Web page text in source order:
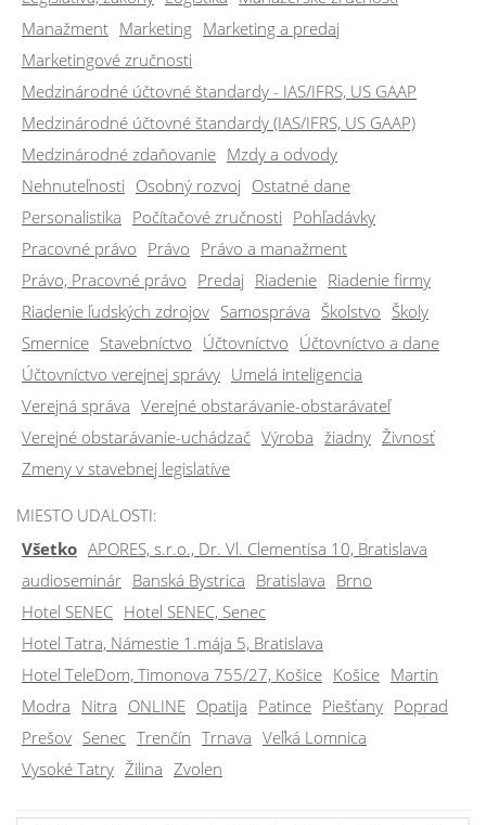
Manažment Marketing Marketing a predaj
Marketingové zručnosti
Medzinárodné účtovné štandardy - IAS/IFRS, US GAAP
Medzinárodné účtovné štandardy (IAS/IFRS, US GAAP)
Medzinárodné zdaňovanie Mzdy a odvody
Nehnuteľnosti Osobný rozvoj Ostatné dane
Personalistika Počítačové zručnosti Pohľadávky
Pracovné právo Právo Právo a manažment
Právo, Pracovné právo Predaj Riadenie Riadenie firmy
Riadenie ľudských zdrojov Samospráva Školstvo Školy
Smernice Stavebníctvo Účtovníctvo Účtovníctvo a dane
Účtovníctvo verejnej správy Umelá inteligencia
Verejná správa Verejné obstarávanie-obstarávateľ
Verejné obstarávanie-uchádzač Výroba žiadny Živnosť
Zmeny v stavebnej legislatíve
MIESTO UDALOSTI:
Všetko APORES, s.r.o., Dr. Vl. Clementisa 10, Bratislava
audioseminár Banská Bystrica Bratislava Brno
Hotel SENEC Hotel SENEC, Senec
Hotel Tatra, Námestie 1.mája 5, Bratislava
Hotel TeleDom, Timonova 755/27, Košice Košice Martin
Modra Nitra ONLINE Opatija Patince Piešťany Poprad
Prešov Senec Trenčín Trnava Veľká Lomnica
Vysoké Tatry Žilina Zvolen